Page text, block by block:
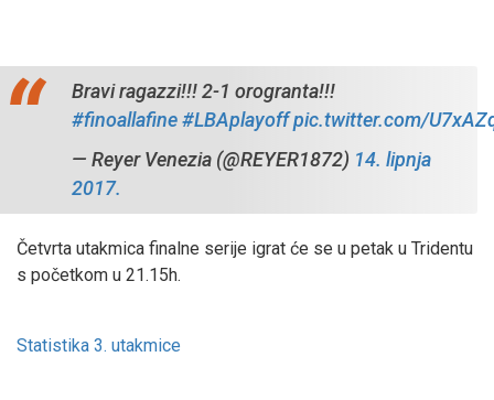
Bravi ragazzi!!! 2-1 orogranta!!!
#finoallafine#LBAplayoffpic.twitter.com/
— Reyer Venezia (@REYER1872) 14. lipnja
2017.
Četvrta utakmica finalne serije igrat će se u petak u Tridentu
s početkom u 21.15h.
Statistika 3. utakmice